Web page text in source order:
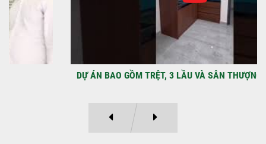
DỰ ÁN BAO GỒM TRỆT, 3 LẦU VÀ SÂN THƯỢNG ANH THANH